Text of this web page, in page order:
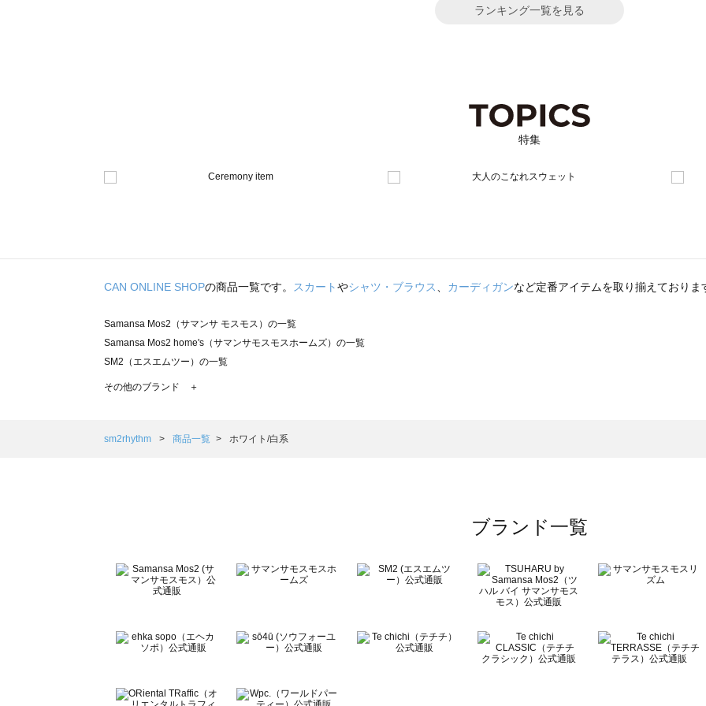
ランキング一覧を見る
特集
CAN ONLINE SHOPの商品一覧です。 スカートやシャツ・ブラウス、 カーディガンなど定番アイテムを取り揃えておりま
Samansa Mos2（サマンサ モスモス）の一覧
Samansa Mos2 home's（サマンサモスモスホームズ）の一覧
SM2（エスエムツー）の一覧
TSUHARU by Samansa Mos2（ツハルバイサマンサモスモス）の一覧
Samansa Mos2 Lagom（サマンサモスモス ラーゴム）の一覧
BETTY'S BLUE（べティーズブルー）の一覧
Wpc.（ワールドパーティー）の一覧
その他のブランド ＋
sm2rhythm 商品一覧 ホワイト/白系
ブランド一覧